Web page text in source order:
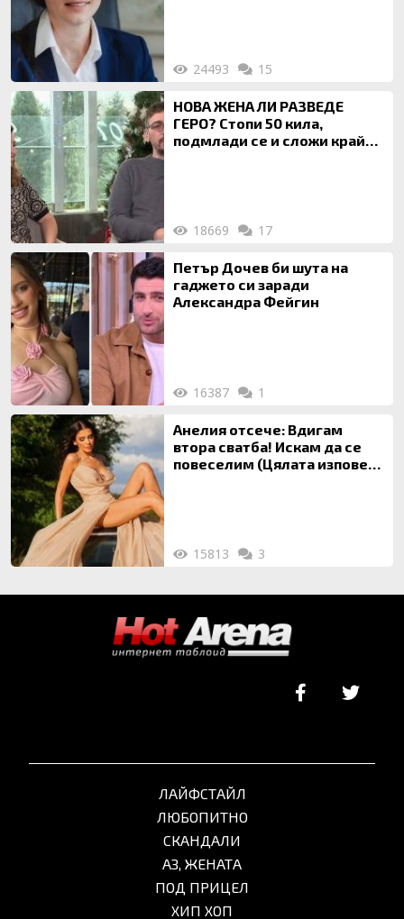
24493 15
НОВА ЖЕНА ЛИ РАЗВЕДЕ
ГЕРО? Стопи 50 кила,
подмлади се и сложи край
18669 17
Петър Дочев би шута на
гаджето си заради
Александра Фейгин
16387 1
Анелия отсече: Вдигам
втора сватба! Искам да се
повеселим (Цялата изповед
15813 3
ЛАЙФСТАЙЛ
ЛЮБОПИТНО
СКАНДАЛИ
АЗ, ЖЕНАТА
ПОД ПРИЦЕЛ
ХИП ХОП